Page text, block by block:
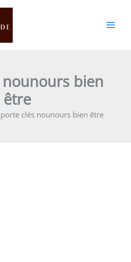
bien
être
porte clés nounours bien être